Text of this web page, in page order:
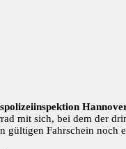
mit sich, bei dem der
gültigen Fahrschein noch